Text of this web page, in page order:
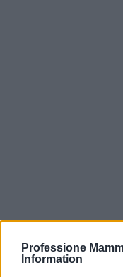
Professione
Information